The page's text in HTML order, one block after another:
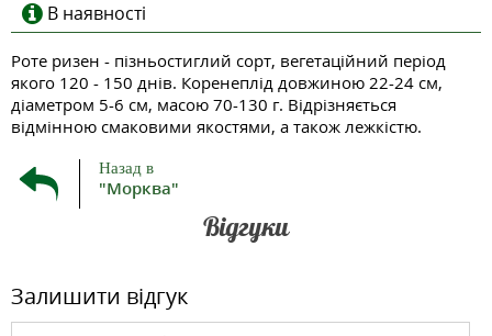
В наявності
Роте ризен - пізньостиглий сорт, вегетаційний період
якого 120 - 150 днів. Коренеплід довжиною 22-24 см,
діаметром 5-6 см, масою 70-130 г. Відрізняється
відмінною смаковими якостями, а також лежкістю.
Назад в
"Морква"
Відгуки
Залишити відгук